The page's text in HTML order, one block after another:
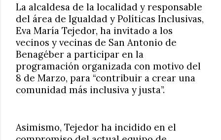
La alcaldesa de la localidad y responsable
del área de Igualdad y Políticas Inclusivas,
Eva María Tejedor, ha invitado a los
vecinos y vecinas de San Antonio de
Benagéber a participar en la
programación organizada con motivo del
8 de Marzo, para “contribuir a crear una
comunidad más inclusiva y justa”.
Asimismo, Tejedor ha incidido en el